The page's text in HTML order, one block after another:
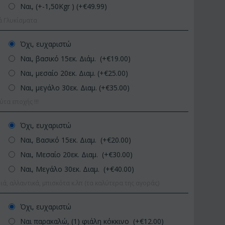
ΚΩΔΙΚΟΣ: Afp1
Ορχιδέα φαλαίνοψις σε
γυάλινο βάζο
ΚΩΔΙΚΟΣ:
Ναι, (+-1,50Kgr ) (+€49.99)
Όχι, ευχαριστώ
Ναι, βασικό 15εκ. Διάμ. (+€19.00)
Ναι, μεσαίο 20εκ. Διαμ. (+€25.00)
Ναι, μεγάλο 30εκ. Διαμ. (+€35.00)
Όχι, ευχαριστώ
Ναι, Βασικό 15εκ. Διαμ. (+€20.00)
Ναι, Μεσαίο 20εκ. Διαμ. (+€30.00)
Ναι, Μεγάλο 30εκ. Διαμ. (+€40.00)
Όχι, ευχαριστώ
Ναι παρακαλώ, (1) φιάλη κόκκινο (+€12.00)